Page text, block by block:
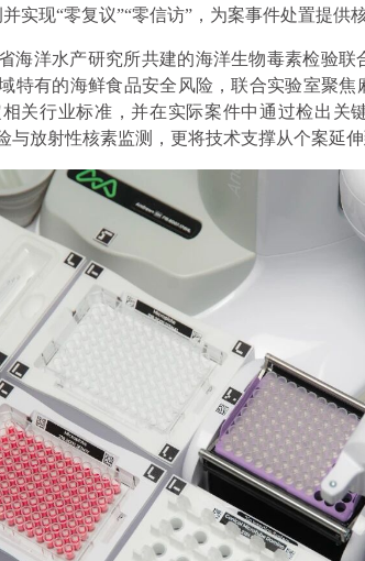
实现“零复议”“零信访”，为案事件处置提供
海洋水产研究所共建的海洋生物毒素检验
特有的海鲜食品安全风险，联合实验室聚
关行业标准，并在实际案件中通过检出关
与放射性核素监测，更将技术支撑从个案延伸